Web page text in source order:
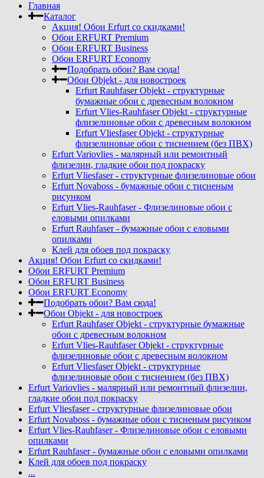
Главная
Каталог
Акция! Обои Erfurt со скидками!
Обои ERFURT Premium
Обои ERFURT Business
Обои ERFURT Economy
Подобрать обои? Вам сюда!
Обои Objekt - для новостроек
Erfurt Rauhfaser Objekt - cтруктурные
бумажные обои с древесным волокном
Erfurt Vlies-Rauhfaser Objekt - структурные
флизелиновые обои с древесным волокном
Erfurt Vliesfaser Objekt - структурные
флизелиновые обои с тиснением (без ПВХ)
Erfurt Variovlies - малярный или ремонтный
флизелин, гладкие обои под покраску
Erfurt Vliesfaser - структурные флизелиновые обои
Erfurt Novaboss - бумажные обои с тисненым
рисунком
Erfurt Vlies-Rauhfaser - Флизелиновые обои с
еловыми опилками
Erfurt Rauhfaser - бумажные обои с еловыми
опилками
Клей для обоев под покраску
Акция! Обои Erfurt со скидками!
Обои ERFURT Premium
Обои ERFURT Business
Обои ERFURT Economy
Подобрать обои? Вам сюда!
Обои Objekt - для новостроек
Erfurt Rauhfaser Objekt - cтруктурные бумажные
обои с древесным волокном
Erfurt Vlies-Rauhfaser Objekt - структурные
флизелиновые обои с древесным волокном
Erfurt Vliesfaser Objekt - структурные
флизелиновые обои с тиснением (без ПВХ)
Erfurt Variovlies - малярный или ремонтный флизелин,
гладкие обои под покраску
Erfurt Vliesfaser - структурные флизелиновые обои
Erfurt Novaboss - бумажные обои с тисненым рисунком
Erfurt Vlies-Rauhfaser - Флизелиновые обои с еловыми
опилками
Erfurt Rauhfaser - бумажные обои с еловыми опилками
Клей для обоев под покраску
...